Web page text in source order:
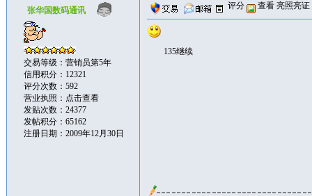
张华国数码通讯
交易等级：营销员第5年
信用积分：12321
评分次数：592
营业执照： 点击查看
发贴次数：24377
发帖积分：65162
注册日期：2009年12月30日
评分 查看 亮照亮证
135继续